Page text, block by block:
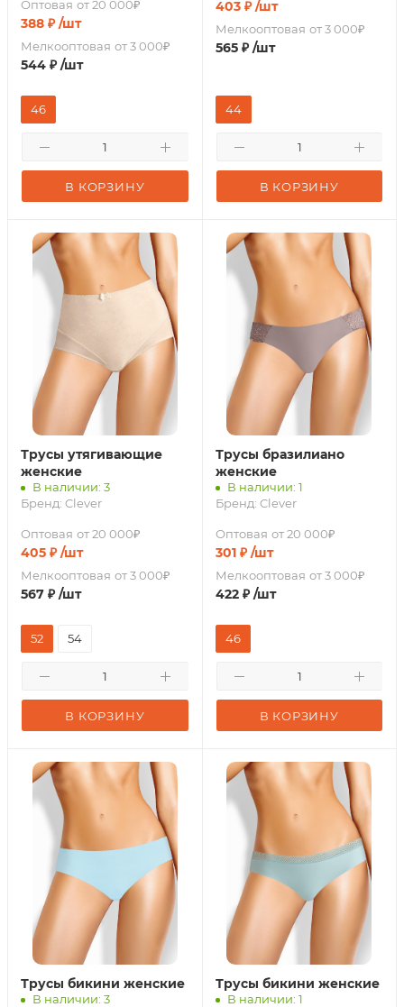
Оптовая от 20 000₽
388 ₽ /шт
Мелкооптовая от 3 000₽
544 ₽ /шт
В КОРЗИНУ
46
403₽ /шт
Мелкооптовая от 3 000₽
565₽ /шт
В КОРЗИНУ
44
Трусы утягивающие
женские
В наличии: 3
Бренд: Clever
Оптовая от 20 000₽
405 ₽ /шт
Мелкооптовая от 3 000₽
567 ₽ /шт
В КОРЗИНУ
52 54
Трусы бразилиано
женские
В наличии: 1
Бренд: Clever
Оптовая от 20 000₽
301₽ /шт
Мелкооптовая от 3 000₽
422₽ /шт
В КОРЗИНУ
46
Трусы бикини женские
В наличии: 3
Трусы бикини женские
В наличии: 1